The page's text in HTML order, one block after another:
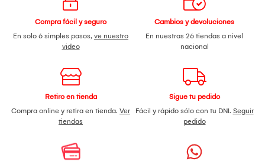
Compra fácil y seguro
En solo 6 simples pasos, ve nuestro
video
Cambios y devoluciones
En nuestras 26 tiendas a nivel
nacional
Retiro en tienda
Compra online y retira en tienda. Ver
tiendas
Sigue tu pedido
Fácil y rápido sólo con tu DNI. Seguir
pedido